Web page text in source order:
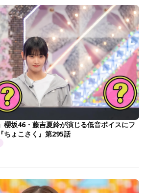
櫻坂46・藤吉夏鈴が演じる低音ボイスにフ
ちょこさく』第295話